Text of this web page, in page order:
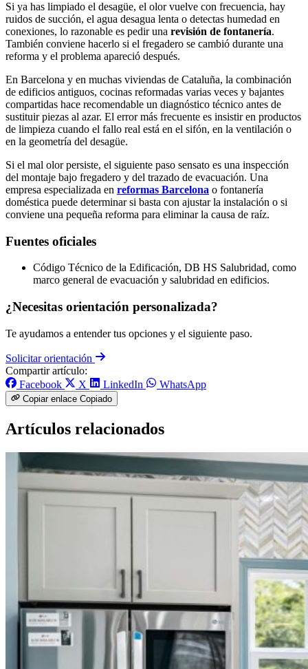
Si ya has limpiado el desagüe, el olor vuelve con frecuencia, hay
ruidos de succión, el agua desagua lenta o detectas humedad en
conexiones, lo razonable es pedir una revisión de fontanería.
También conviene hacerlo si el fregadero se cambió durante una
reforma y el problema apareció después.
En Barcelona y en muchas viviendas de Cataluña, la combinación
de edificios antiguos, cocinas reformadas varias veces y bajantes
compartidas hace recomendable un diagnóstico técnico antes de
sustituir piezas al azar. El error más frecuente es insistir en productos
de limpieza cuando el fallo real está en el sifón, en la ventilación o
en la geometría del desagüe.
Si el mal olor persiste, el siguiente paso sensato es una inspección
del montaje bajo fregadero y del trazado de evacuación. Una
empresa especializada en reformas Barcelona o fontanería
doméstica puede determinar si basta con ajustar la instalación o si
conviene una pequeña reforma para eliminar la causa de raíz.
Fuentes oficiales
Código Técnico de la Edificación, DB HS Salubridad, como
marco general de evacuación y salubridad en edificios.
¿Necesitas orientación personalizada?
Te ayudamos a entender tus opciones y el siguiente paso.
Solicitar orientación
Compartir artículo:
Facebook
X LinkedIn WhatsApp
Copiar enlace Copiado
Artículos relacionados